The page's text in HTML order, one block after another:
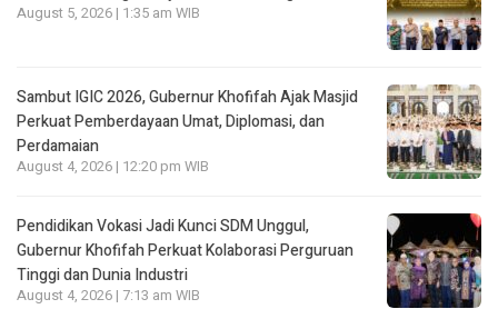
August 5, 2026 | 1:35 am WIB
Sambut IGIC 2026, Gubernur Khofifah Ajak Masjid
Perkuat Pemberdayaan Umat, Diplomasi, dan
Perdamaian
August 4, 2026 | 12:20 pm WIB
Pendidikan Vokasi Jadi Kunci SDM Unggul,
Gubernur Khofifah Perkuat Kolaborasi Perguruan
Tinggi dan Dunia Industri
August 4, 2026 | 7:13 am WIB